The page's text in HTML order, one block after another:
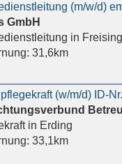
GmbH
in Freising
31,6km
(w/m/d) ID-
in Erding
33,1km